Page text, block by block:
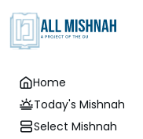
Home
Today's Mishnah
Select Mishnah